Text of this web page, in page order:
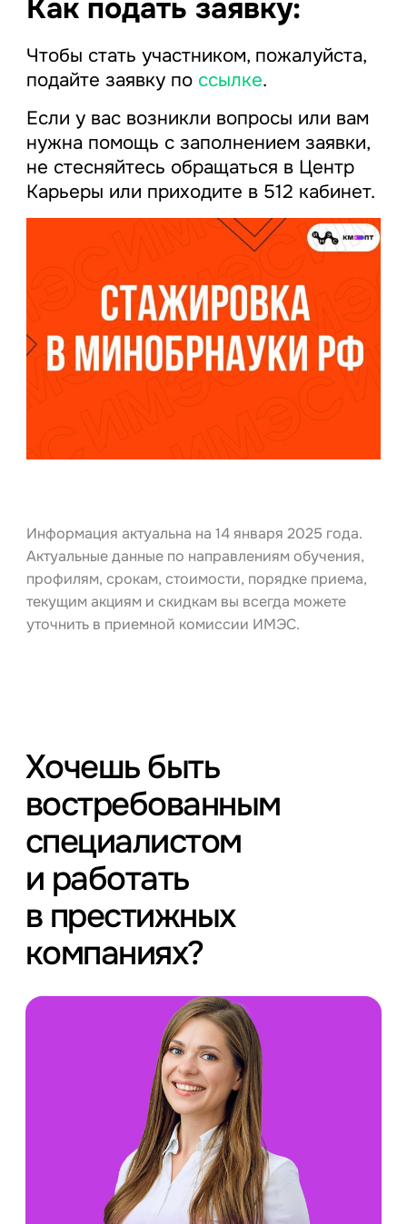
Как подать заявку:
Чтобы стать участником, пожалуйста,
подайте заявку по ссылке.
Если у вас возникли вопросы или вам
нужна помощь с заполнением заявки,
не стесняйтесь обращаться в Центр
Карьеры или приходите в 512 кабинет.
Информация актуальна на 14 января 2025 года.
Актуальные данные по направлениям обучения,
профилям, срокам, стоимости, порядке приема,
текущим акциям и скидкам вы всегда можете
уточнить в приемной комиссии ИМЭС.
Хочешь быть
востребованным
специалистом
и работать
в престижных
компаниях?